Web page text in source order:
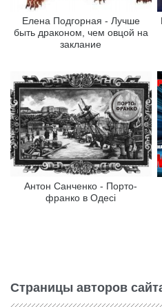
Елена Подгорная - Лучше
быть драконом, чем овцой на
заклание
Антон Санченко - Порто-
франко в Одесі
Страницы авторов